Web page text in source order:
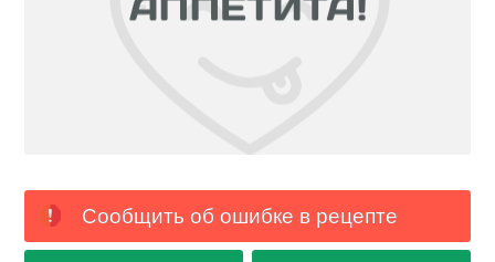
Сообщить об ошибке в рецепте